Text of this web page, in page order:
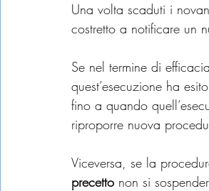
Una volta scaduti i
costretto a notificare un
Se nel termine di
quest’esecuzione ha
fino a quando
riproporre nuova
Viceversa, se la
precetto non si